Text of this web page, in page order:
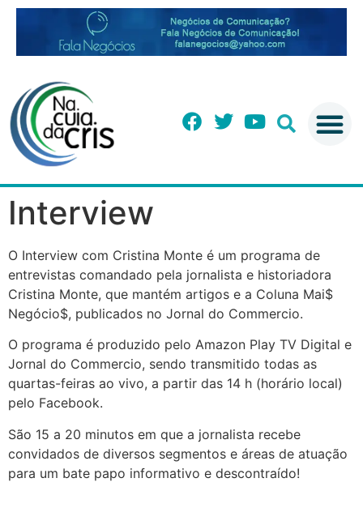
Interview
O Interview com Cristina Monte é um programa de
entrevistas comandado pela jornalista e historiadora
Cristina Monte, que mantém artigos e a Coluna Mai$
Negócio$, publicados no Jornal do Commercio.
O programa é produzido pelo Amazon Play TV Digital e
Jornal do Commercio, sendo transmitido todas as
quartas-feiras ao vivo, a partir das 14 h (horário local)
pelo Facebook.
São 15 a 20 minutos em que a jornalista recebe
convidados de diversos segmentos e áreas de atuação
para um bate papo informativo e descontraído!